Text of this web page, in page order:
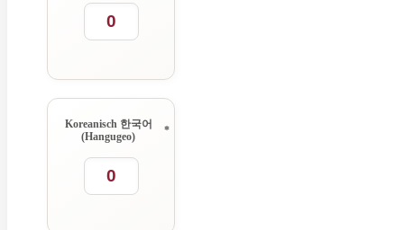
Koreanisch 한국어
(Hangugeo)
*